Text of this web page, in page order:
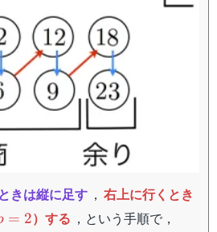
きは縦に足す ， 右上に行くとき
= 2）する ，という手順で，